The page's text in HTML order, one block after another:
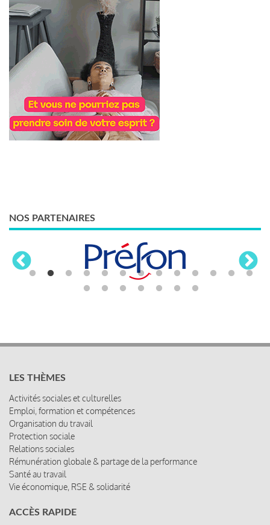
NOS PARTENAIRES
LES THÈMES
Activités sociales et culturelles
Emploi, formation et compétences
Organisation du travail
Protection sociale
Relations sociales
Rémunération globale & partage de la performance
Santé au travail
Vie économique, RSE & solidarité
ACCÈS RAPIDE